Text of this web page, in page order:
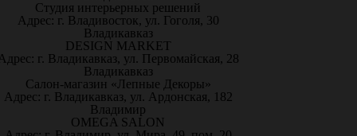
Студия интерьерных решений
Адрес: г. Владивосток, ул. Гоголя, 30
Владикавказ
DESIGN MARKET
г. Владикавказ, ул. Первомайская, 28
Владикавказ
Салон-магазин «Лепные Декоры»
Адрес: г. Владикавказ, ул. Ардонская, 182
Владимир
OMEGA SALON